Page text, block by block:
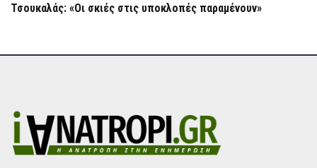
Τσουκαλάς: «Οι σκιές στις υποκλοπές παραμένουν»